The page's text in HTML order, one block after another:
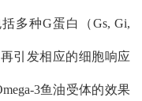
多种G蛋白（Gs, Gi,
引发相应的细胞响应
3鱼油受体的效果